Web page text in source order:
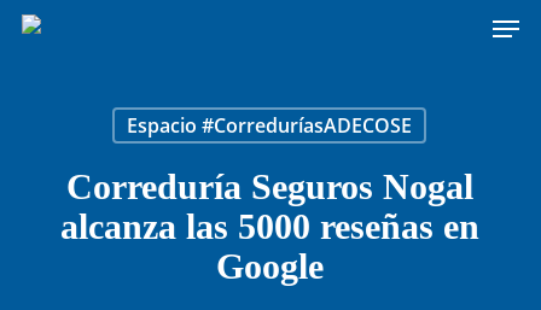
Skip
Espacio #CorreduríasADECOSE
Correduría Seguros Nogal
alcanza las 5000 reseñas en
Google